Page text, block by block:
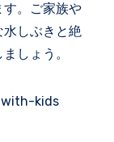
す。ご家族や
水しぶきと絶
しょう。